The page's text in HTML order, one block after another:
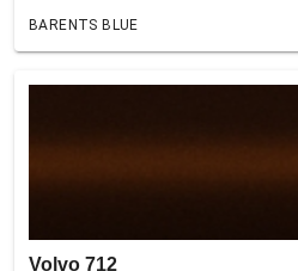
BARENTS BLUE
Volvo 712